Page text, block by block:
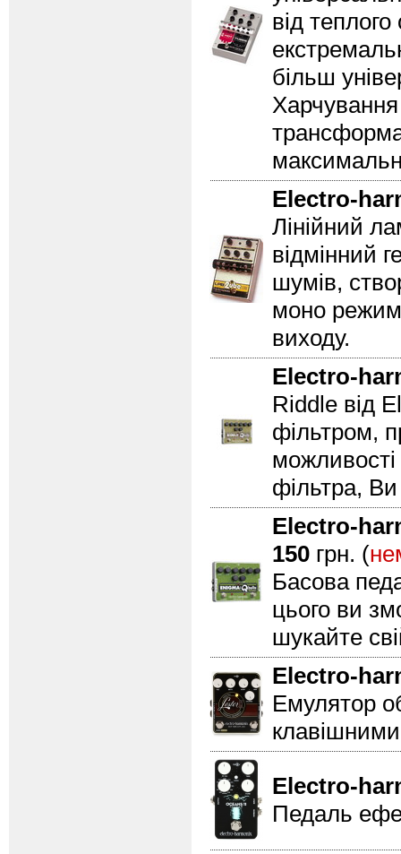
від
більш
Electro-
Лінійний
відмінний
шумів,
моно
виходу.
Electro-
Riddle від
фільтром,
фільтра,
Electro-
150 грн. (
Басова
цього ви
шукайте
Electro-
Емулятор
Electro-
Педаль